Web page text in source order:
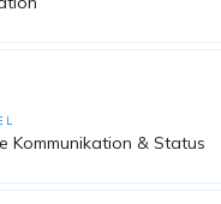
Kommunikation & Status